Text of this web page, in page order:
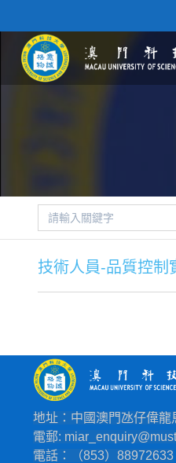
技術人員-品質控制
地址：中國澳門氹仔偉
電郵:
電話：（853）88972633